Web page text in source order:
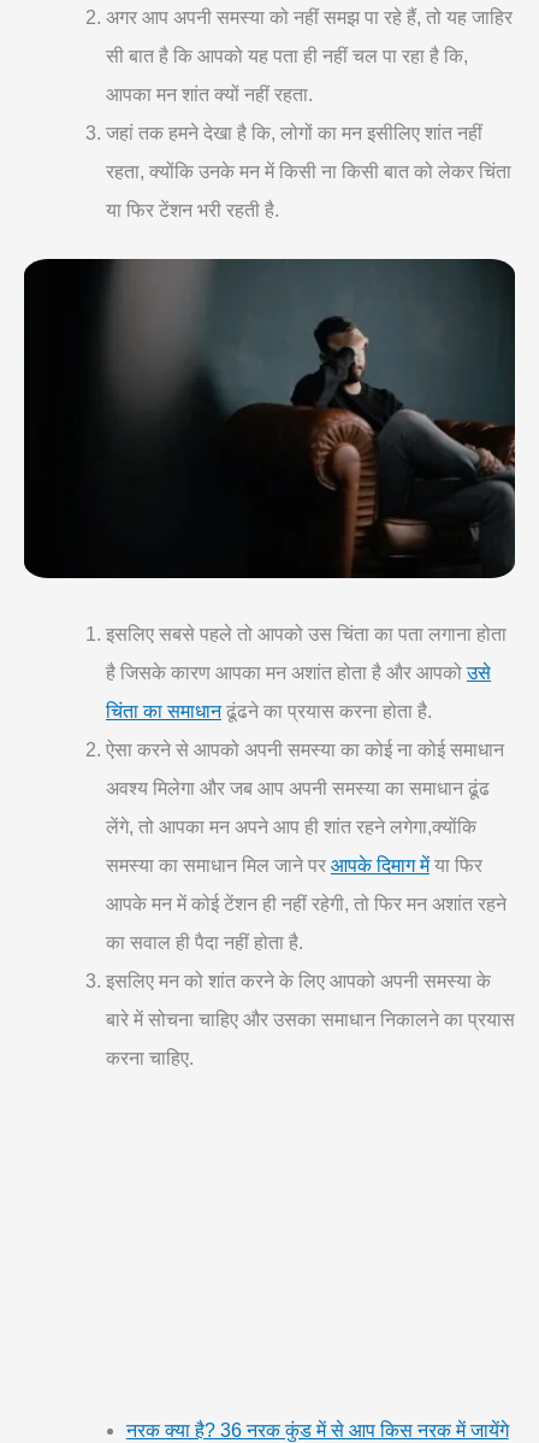
अगर आप अपनी समस्या को नहीं समझ पा रहे हैं, तो यह जाहिर
सी बात है कि आपको यह पता ही नहीं चल पा रहा है कि,
आपका मन शांत क्यों नहीं रहता.
जहां तक हमने देखा है कि, लोगों का मन इसीलिए शांत नहीं
रहता, क्योंकि उनके मन में किसी ना किसी बात को लेकर चिंता
या फिर टेंशन भरी रहती है.
इसलिए सबसे पहले तो आपको उस चिंता का पता लगाना होता
है जिसके कारण आपका मन अशांत होता है और आपकोउसे
चिंता का समाधानढूंढने का प्रयास करना होता है.
ऐसा करने से आपको अपनी समस्या का कोई ना कोई समाधान
अवश्य मिलेगा और जब आप अपनी समस्या का समाधान ढूंढ
लेंगे, तो आपका मन अपने आप ही शांत रहने लगेगा,क्योंकि
समस्या का समाधान मिल जाने पर आपके दिमाग मेंया फिर
आपके मन में कोई टेंशन ही नहीं रहेगी, तो फिर मन अशांत रहने
का सवाल ही पैदा नहीं होता है.
इसलिए मन को शांत करने के लिए आपको अपनी समस्या के
बारे में सोचना चाहिए और उसका समाधान निकालने का प्रयास
करना चाहिए.
नरक क्या है? 36 नरक कुंड में से आप किस नरक में जायेंगे